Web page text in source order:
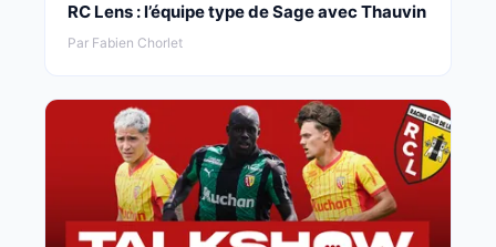
RC Lens : l’équipe type de Sage avec Thauvin
Par Fabien Chorlet